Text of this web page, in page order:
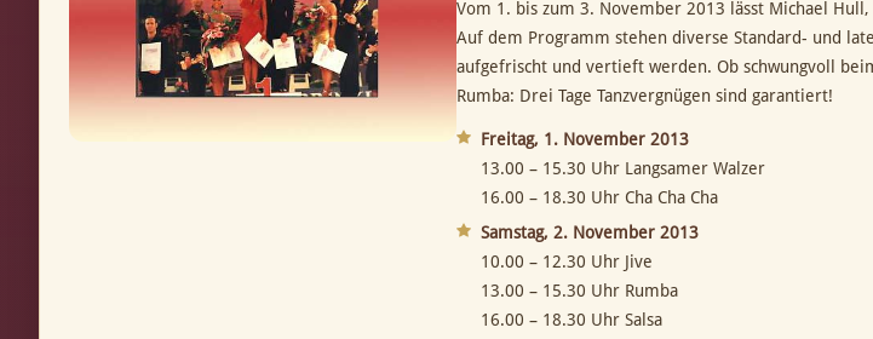
Vom 1. bis zum 3. November 2013 lässt Michael
Auf dem Programm stehen diverse Standard- und
aufgefrischt und vertieft werden. Ob schwungvoll
Rumba: Drei Tage Tanzvergnügen sind garantiert!
Freitag, 1. November 2013
13.00 – 15.30 Uhr Langsamer Walzer
16.00 – 18.30 Uhr Cha Cha Cha
Samstag, 2. November 2013
10.00 – 12.30 Uhr Jive
13.00 – 15.30 Uhr Rumba
16.00 – 18.30 Uhr Salsa